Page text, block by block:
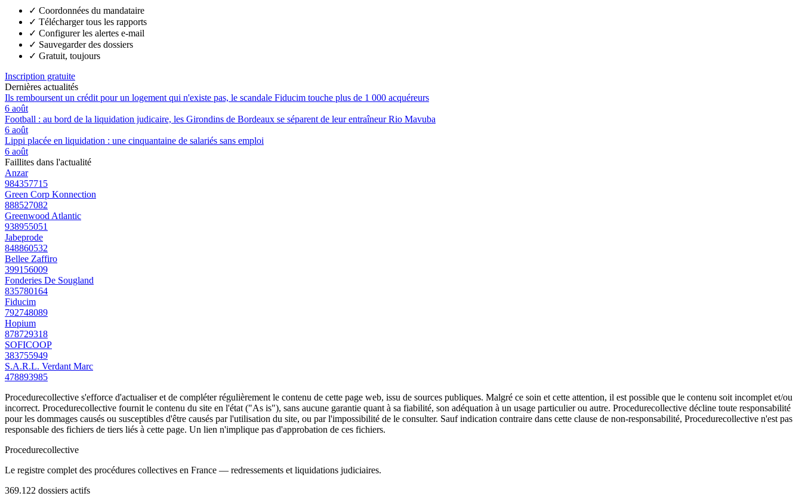
✓ Coordonnées du mandataire
✓ Télécharger tous les rapports
✓ Configurer les alertes e-mail
✓ Sauvegarder des dossiers
✓ Gratuit, toujours
Inscription gratuite
Dernières actualités
Ils remboursent un crédit pour un logement qui n'existe pas, le scandale Fiducim touche plus de 1 000 acquéreurs
6 août
Football : au bord de la liquidation judicaire, les Girondins de Bordeaux se séparent de leur entraîneur Rio Mavuba
6 août
Lippi placée en liquidation : une cinquantaine de salariés sans emploi
6 août
Faillites dans l'actualité
Anzar
984357715
Green Corp Konnection
888527082
Greenwood Atlantic
938955051
Jabeprode
848860532
Bellee Zaffiro
399156009
Fonderies De Sougland
835780164
Fiducim
792748089
Hopium
878729318
SOFICOOP
383755949
S.A.R.L. Verdant Marc
478893985
Procedurecollective s'efforce d'actualiser et de compléter régulièrement le contenu de cette page web, issu de sources publiques. Malgré ce soin et cette attention, il est possible que le contenu soit incomplet et/ou
incorrect. Procedurecollective fournit le contenu du site en l'état ("As is"), sans aucune garantie quant à sa fiabilité, son adéquation à un usage particulier ou autre. Procedurecollective décline toute responsabilité
pour les dommages causés ou susceptibles d'être causés par l'utilisation du site, ou par l'impossibilité de le consulter. Sauf indication contraire dans cette clause de non-responsabilité, Procedurecollective n'est pas
responsable des fichiers de tiers liés à cette page. Un lien n'implique pas d'approbation de ces fichiers.
Procedurecollective
Le registre complet des procédures collectives en France — redressements et liquidations judiciaires.
369.122 dossiers actifs